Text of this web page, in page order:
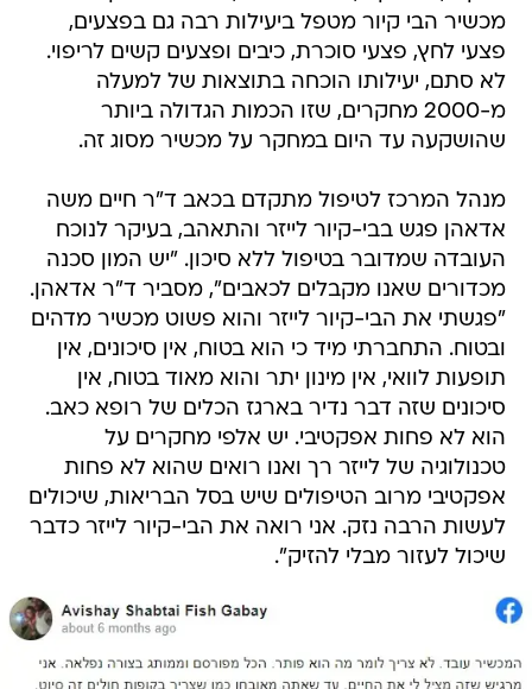
מכשיר הבי קיור מטפל ביעילות רבה גם בפצעים,
פצעי לחץ, פצעי סוכרת, כיבים ופצעים קשים לריפוי.
לא סתם, יעילותו הוכחה בתוצאות של למעלה
מ-2000 מחקרים, שזו הכמות הגדולה ביותר
שהושקעה עד היום במחקר על מכשיר מסוג זה.
מנהל המרכז לטיפול מתקדם בכאב ד"ר חיים משה
אדאהן פגש בבי-קיור לייזר והתאהב, בעיקר לנוכח
העובדה שמדובר בטיפול ללא סיכון. "יש המון סכנה
מכדורים שאנו מקבלים לכאבים", מסביר ד"ר אדאהן.
"פגשתי את הבי-קיור לייזר והוא פשוט מכשיר מדהים
ובטוח. התחברתי מיד כי הוא בטוח, אין סיכונים, אין
תופעות לוואי, אין מינון יתר והוא מאוד בטוח, אין
סיכונים שזה דבר נדיר בארגז הכלים של רופא כאב.
הוא לא פחות אפקטיבי. יש אלפי מחקרים על
טכנולוגיה של לייזר רך ואנו רואים שהוא לא פחות
אפקטיבי מרוב הטיפולים שיש בסל הבריאות, שיכולים
לעשות הרבה נזק. אני רואה את הבי-קיור לייזר כדבר
שיכול לעזור מבלי להזיק".